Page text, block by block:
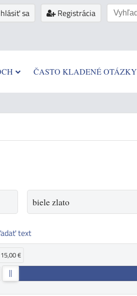
sa Registrácia
ČASTO KLADENÉ OTÁZKY
biele zlato
text
15,00 €